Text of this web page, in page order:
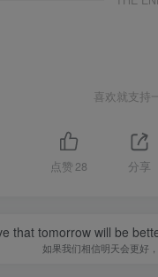
喜欢就支持
点赞 28 分享
that tomorrow will be
如果我们相信明天会更好